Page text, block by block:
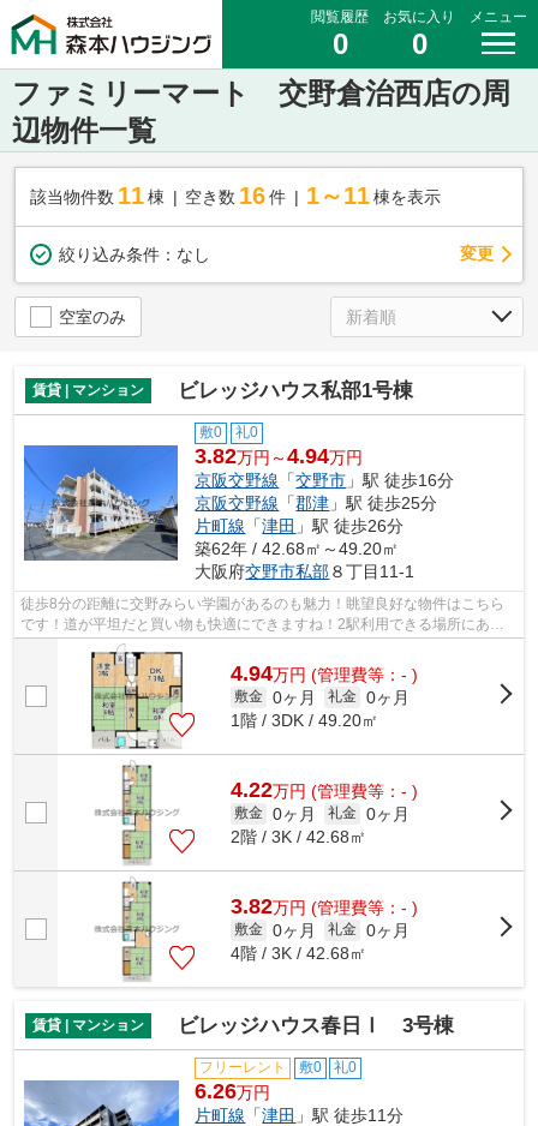
閲覧履歴
0
お気に入り
0
メニュー
ファミリーマート 交野倉治西店の周
辺物件一覧
該当物件数 11棟 空き数 16 件 1～11 棟を表示
絞り込み条件： なし 変更
空室のみ
賃貸 | マンション ビレッジハウス私部1号棟
敷0 礼0
3.82万円～4.94万円
京阪交野線 「交野市 」駅 徒歩16分
京阪交野線 「郡津 」駅 徒歩25分
片町線 「津田 」駅 徒歩26分
築62年 / 42.68㎡～49.20㎡
大阪府交野市私部８丁目11-1
徒歩8分の距離に交野みらい学園があるのも魅力！眺望良好な物件はこちら
です！道が平坦だと買い物も快適にできますね！2駅利用できる場所にある
ので利便性が高いです！できるだけ早め...
4.94万円 (管理費等：- )
敷金 0ヶ月 礼金 0ヶ月
1階 / 3DK / 49.20㎡
4.22万円 (管理費等：- )
敷金 0ヶ月 礼金 0ヶ月
2階 / 3K / 42.68㎡
3.82万円 (管理費等：- )
敷金 0ヶ月 礼金 0ヶ月
4階 / 3K / 42.68㎡
賃貸 | マンション ビレッジハウス春日Ⅰ 3号棟
フリーレント 敷0 礼0
6.26万円
片町線 「津田 」駅 徒歩11分